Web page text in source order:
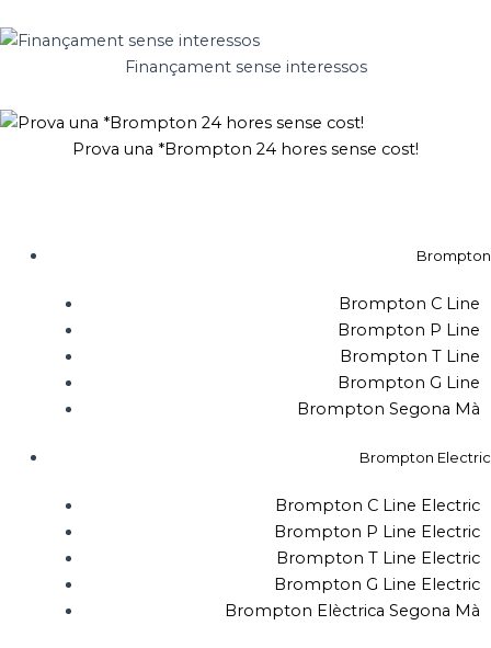
al
Finançament sense interessos
Prova una *Brompton 24 hores sense cost!
Brompton
Brompton C Line
Brompton P Line
Brompton T Line
Brompton G Line
Brompton Segona Mà
Brompton Electric
Brompton C Line Electric
Brompton P Line Electric
Brompton T Line Electric
Brompton G Line Electric
Brompton Elèctrica Segona Mà